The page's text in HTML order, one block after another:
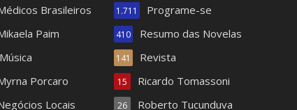
Brasileiros
Paim
Música
Porcaro
Locais
Programe-se
1.711
Resumo das Novelas
410
Revista
141
Ricardo Tomassoni
15
Roberto Tucunduva
26